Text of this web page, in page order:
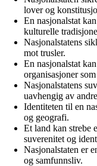
lover og
En nasjonalstat
kulturelle
Nasjonalstatens
mot trusler.
En nasjonalstat
organisasjoner
Nasjonalstatens
uavhengig av
Identiteten til en
og geografi.
Et land kan strebe
suverenitet og
Nasjonalstaten er
og samfunnsliv.